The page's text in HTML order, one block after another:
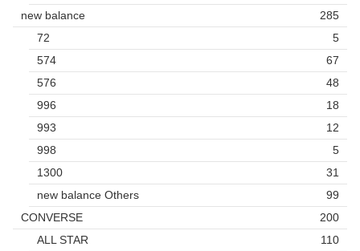
new balance
285
72
5
574
67
576
48
996
18
993
12
998
5
1300
31
new balance Others
99
CONVERSE
200
ALL STAR
110